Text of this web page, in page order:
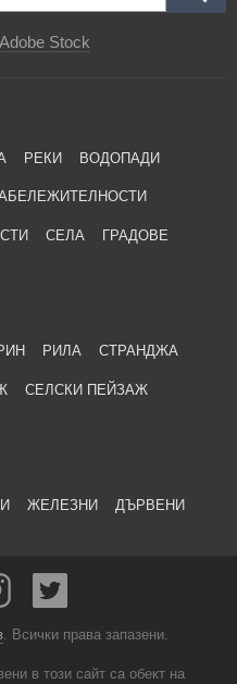
Adobe Stock
РЕКИ ВОДОПАДИ
СЕЛА ГРАДОВЕ
РИЛА СТРАНДЖА
СЕЛСКИ ПЕЙЗАЖ
ЖЕЛЕЗНИ ДЪРВЕНИ
. Всички права запазени.
в този сайт са обект на